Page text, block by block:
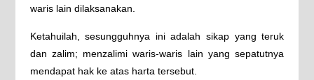
waris lain dilaksanakan.
Ketahuilah, sesungguhnya ini adalah sikap yang teruk
dan zalim; menzalimi waris-waris lain yang sepatutnya
mendapat hak ke atas harta tersebut.